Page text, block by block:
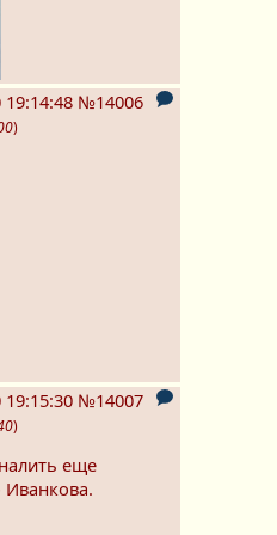
№14006
)
№14007
)
еще
Иванкова.